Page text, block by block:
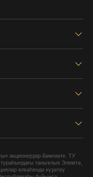
акционерҙар йәмғиәте. ТУ
таныҡлыҡ Элемтә,
өлкәһендә күҙәтеү